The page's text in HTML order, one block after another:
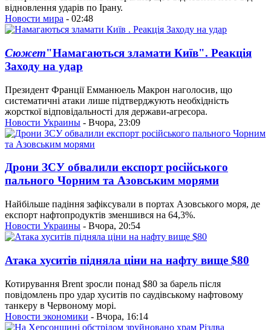
відновлення ударів по Ірану.
Новости мира - 02:48
Сюжет"Намагаються зламати Київ". Реакція
Заходу на удар
Президент Франції Емманюель Макрон наголосив, що
систематичні атаки лише підтверджують необхідність
жорсткої відповідальності для держави-агресора.
Новости Украины - Вчора, 23:09
Дрони ЗСУ обвалили експорт російського
пального Чорним та Азовським морями
Найбільше падіння зафіксували в портах Азовського моря, де
експорт нафтопродуктів зменшився на 64,3%.
Новости Украины - Вчора, 20:54
Атака хуситів підняла ціни на нафту вище $80
Котирування Brent зросли понад $80 за барель після
повідомлень про удар хуситів по саудівському нафтовому
танкеру в Червоному морі.
Новости экономики - Вчора, 16:14